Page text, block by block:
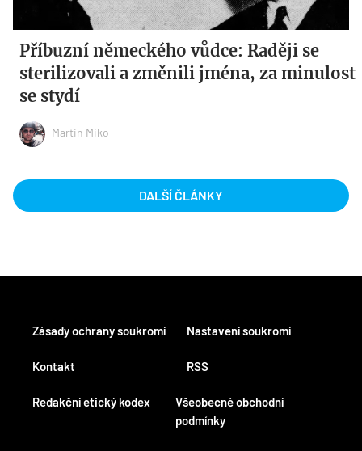
Příbuzní německého vůdce: Raději se
sterilizovali a změnili jména, za minulost
se stydí
Martin Miko
DALŠÍ ČLÁNKY
Kontakt
Redakční etický kodex
RSS
Všeobecné obchodní
podmínky
Zásady ochrany soukromí Nastavení soukromí